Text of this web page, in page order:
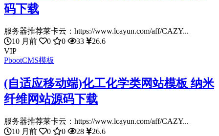
码下载
服务器推荐莱卡云：https://www.lcayun.com/aff/CAZY...
10 月前
0 0 33
26.6
VIP
PbootCMS模板
(自适应移动端)化工化学类网站模板 纳米
纤维网站源码下载
服务器推荐莱卡云：https://www.lcayun.com/aff/CAZY...
10 月前
0 0 28
26.6